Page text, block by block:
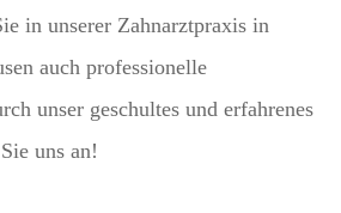
in unserer Zahnarztpraxis in
auch professionelle
unser geschultes und erfahrenes
uns an!